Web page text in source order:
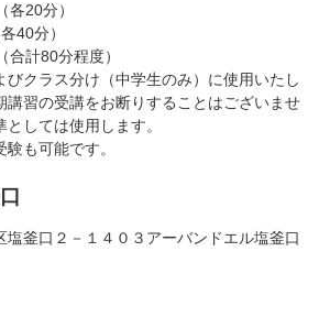
20分）
分）
計80分程度）
びクラス分け（中学生のみ）に使用いたし
講習の受講をお断りすることはございませ
しては使用します。
も可能です。
塩釜口２－１４０３アーバンドエル塩釜口